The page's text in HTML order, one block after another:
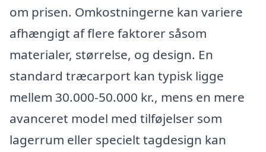
om prisen. Omkostningerne kan variere
afhængigt af flere faktorer såsom
materialer, størrelse, og design. En
standard træcarport kan typisk ligge
mellem 30.000-50.000 kr., mens en mere
avanceret model med tilføjelser som
lagerrum eller specielt tagdesign kan